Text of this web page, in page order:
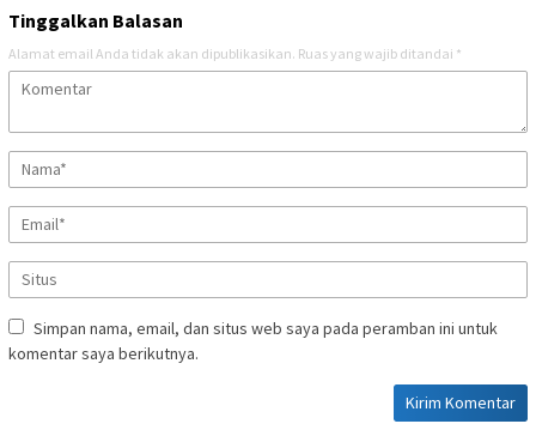
Tinggalkan Balasan
Alamat email Anda tidak akan dipublikasikan. Ruas yang wajib ditandai *
Simpan nama, email, dan situs web saya pada peramban ini untuk
komentar saya berikutnya.